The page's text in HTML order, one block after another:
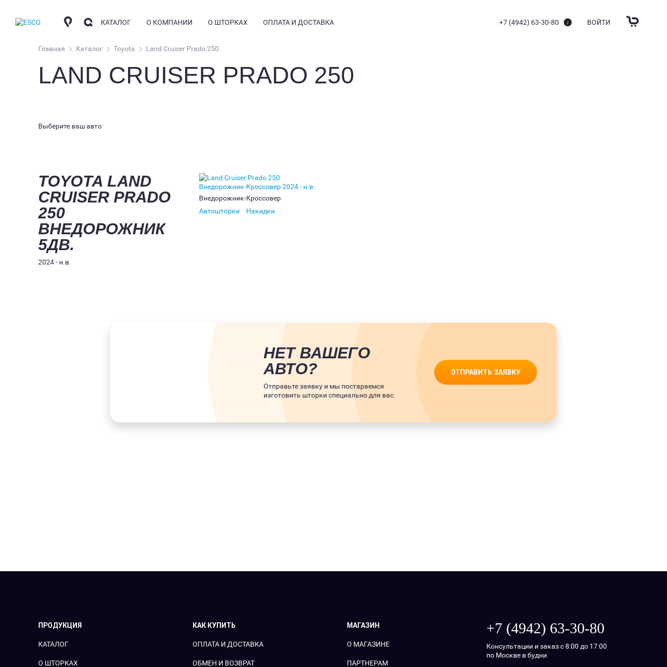
КАТАЛОГ О КОМПАНИИ
КОМПАНИЯ
О ШТОРКАХ
КОНСТРУКЦИЯ
БЛОГ
ОПЛАТА И ДОСТАВКА +7 (4942) 63-30-80 ВОЙТИ
Главная Каталог Toyota Land Cruiser Prado 250
LAND CRUISER PRADO 250
Выберите ваш авто
TOYOTA LAND
CRUISER PRADO
250
ВНЕДОРОЖНИК
5ДВ.
2024 - н.в.
Внедорожник-Кроссовер
Автошторки
Накидки
НЕТ ВАШЕГО
АВТО?
Отправьте заявку и мы постараемся
изготовить шторки специально для вас.
ОТПРАВИТЬ ЗАЯВКУ
ПРОДУКЦИЯ
КАТАЛОГ
О ШТОРКАХ
КАК КУПИТЬ
ОПЛАТА И ДОСТАВКА
ОБМЕН И ВОЗВРАТ
МАГАЗИН
О МАГАЗИНЕ
ПАРТНЕРАМ
+7 (4942) 63-30-80
Консультации и заказ с 8:00 до 17:00
по Москве в будни